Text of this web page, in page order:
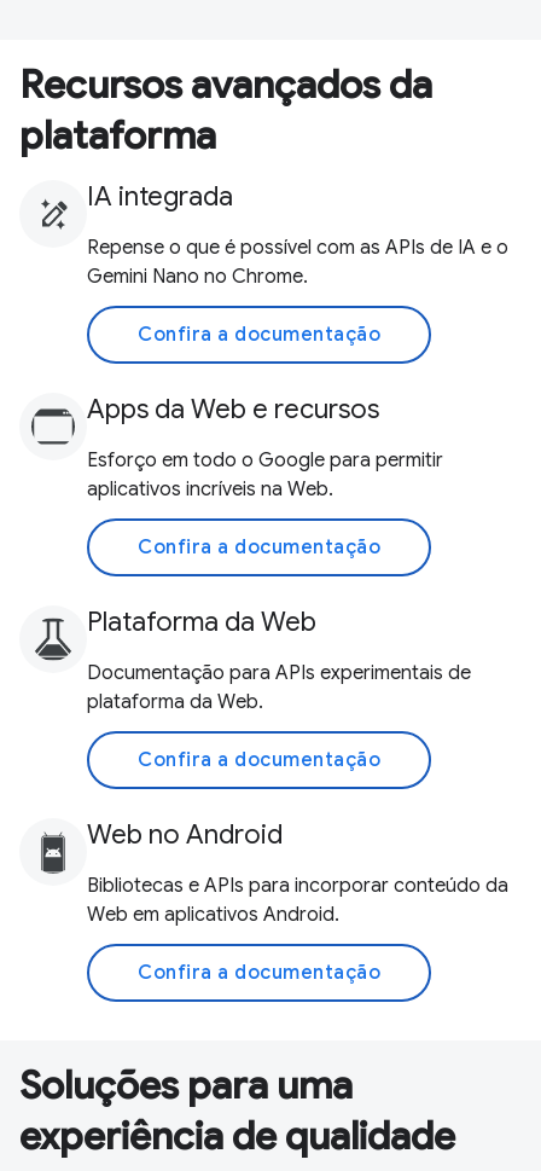
Recursos avançados da
plataforma
IA integrada
Repense o que é possível com as APIs de IA e o
Gemini Nano no Chrome.
Confira a documentação
Apps da Web e recursos
Esforço em todo o Google para permitir
aplicativos incríveis na Web.
Confira a documentação
Plataforma da Web
Documentação para APIs experimentais de
plataforma da Web.
Confira a documentação
Web no Android
Bibliotecas e APIs para incorporar conteúdo da
Web em aplicativos Android.
Confira a documentação
Soluções para uma
experiência de qualidade